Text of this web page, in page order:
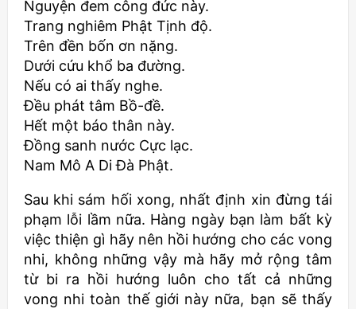
Nguyện đem công đức này.
Trang nghiêm Phật Tịnh độ.
Trên đền bốn ơn nặng.
Dưới cứu khổ ba đường.
Nếu có ai thấy nghe.
Đều phát tâm Bồ-đề.
Hết một báo thân này.
Đồng sanh nước Cực lạc.
Nam Mô A Di Đà Phật.
Sau khi sám hối xong, nhất định xin đừng tái
phạm lỗi lầm nữa. Hàng ngày bạn làm bất kỳ
việc thiện gì hãy nên hồi hướng cho các vong
nhi, không những vậy mà hãy mở rộng tâm
từ bi ra hồi hướng luôn cho tất cả những
vong nhi toàn thế giới này nữa, bạn sẽ thấy